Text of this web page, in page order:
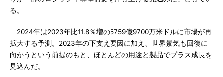
る。
2024年は2023年比11.8％増の5759億9700万米ドルに市場が再
拡大する予測。2023年の下支え要因に加え、世界景気も回復に
向かうという前提のもと、ほとんどの用途と製品でプラス成長を
見込んだ。